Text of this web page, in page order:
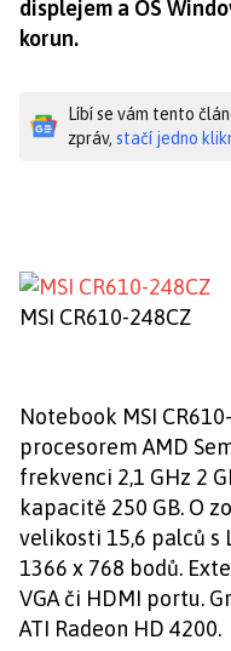
displejem a OS
korun.
Líbí se vám tento
zpráv, stačí jedno
MSI CR610-248CZ
Notebook MSI
procesorem AMD
frekvenci 2,1 GHz 2
kapacitě 250 GB. O
velikosti 15,6 palců s
1366 x 768 bodů.
VGA či HDMI portu.
ATI Radeon HD 4200.